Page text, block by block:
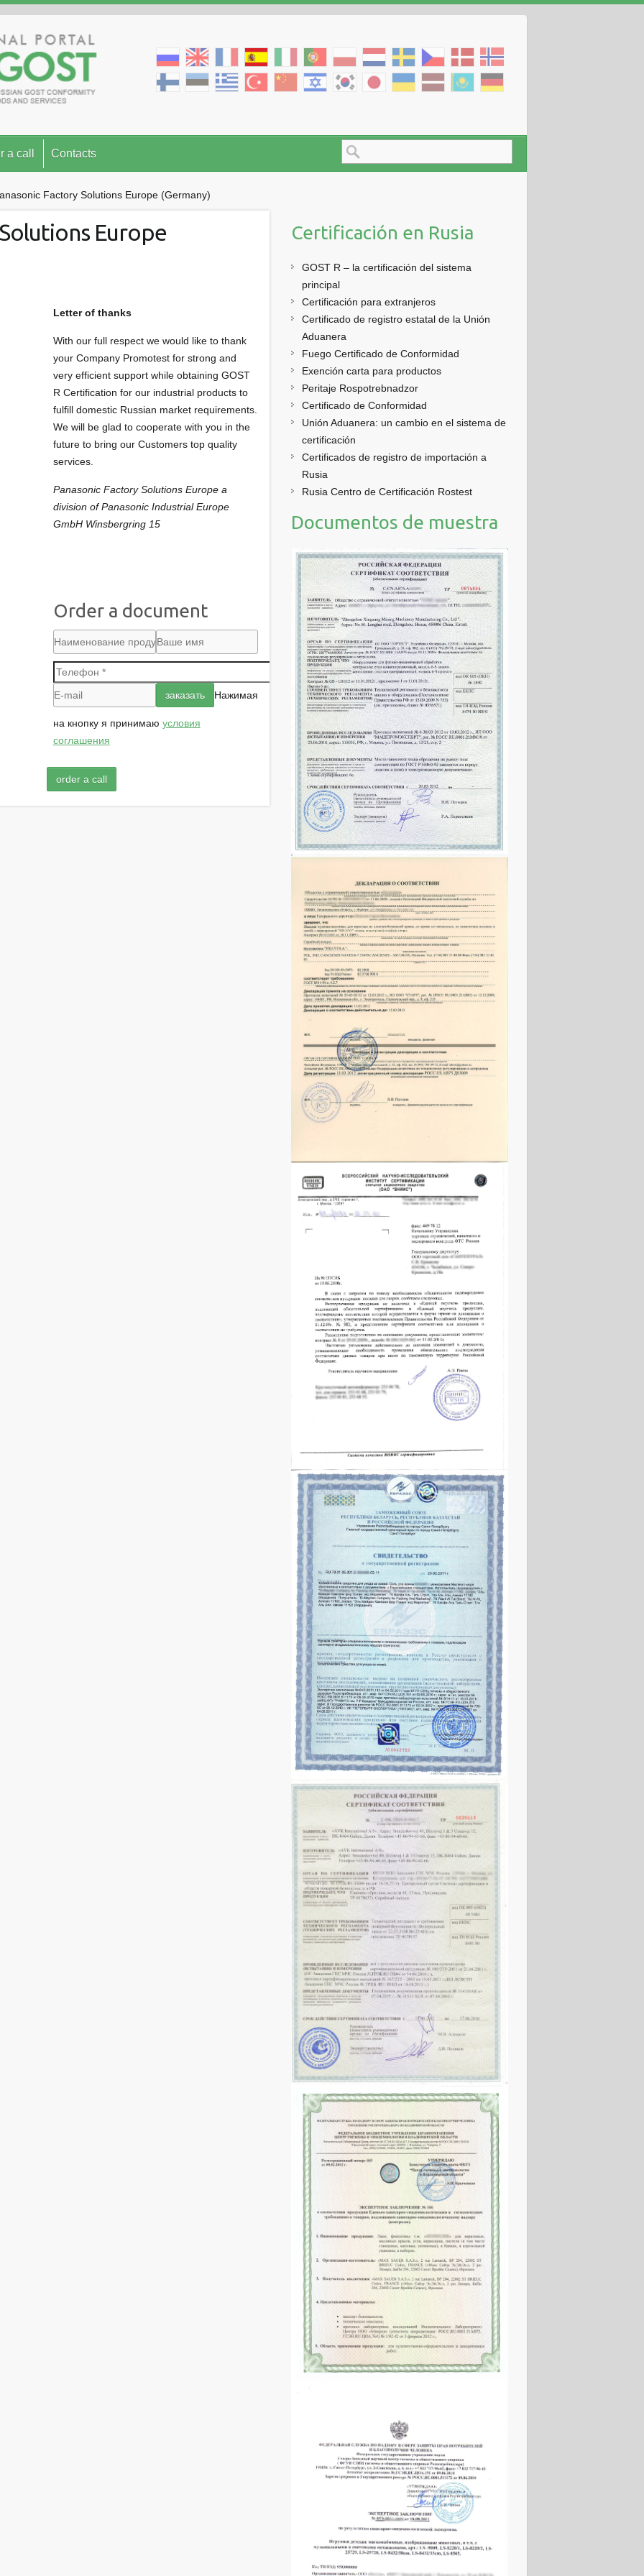
a call Contacts
Factory Solutions Europe (Germany)
Europe
Letter of thanks
With our full respect we would like to thank
your Company Promotest for strong and
very efficient support while obtaining GOST
R Certification for our industrial products to
fulfill domestic Russian market requirements.
We will be glad to cooperate with you in the
future to bring our Customers top quality
services.
Panasonic Factory Solutions Europe a
division of Panasonic Industrial Europe
GmbH Winsbergring 15
Order a document
Нажимая
на кнопку я принимаю условия
соглашения
order a call
Certificación en Rusia
GOST R – la certificación del sistema
principal
Certificación para extranjeros
Certificado de registro estatal de la Unión
Aduanera
Fuego Certificado de Conformidad
Exención carta para productos
Peritaje Rospotrebnadzor
Certificado de Conformidad
Unión Aduanera: un cambio en el sistema de
certificación
Certificados de registro de importación a
Rusia
Rusia Centro de Certificación Rostest
Documentos de muestra